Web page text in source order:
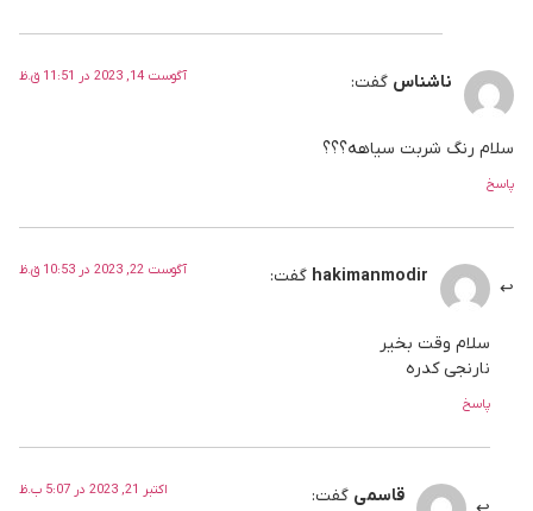
ناشناس گفت: آگوست 14, 2023 در 11:51 ق.ظ
سلام رنگ شربت سیاهه؟؟؟
پاسخ
hakimanmodir گفت: آگوست 22, 2023 در 10:53 ق.ظ
سلام وقت بخیر
نارنجی کدره
پاسخ
قاسمی گفت: اکتبر 21, 2023 در 5:07 ب.ظ